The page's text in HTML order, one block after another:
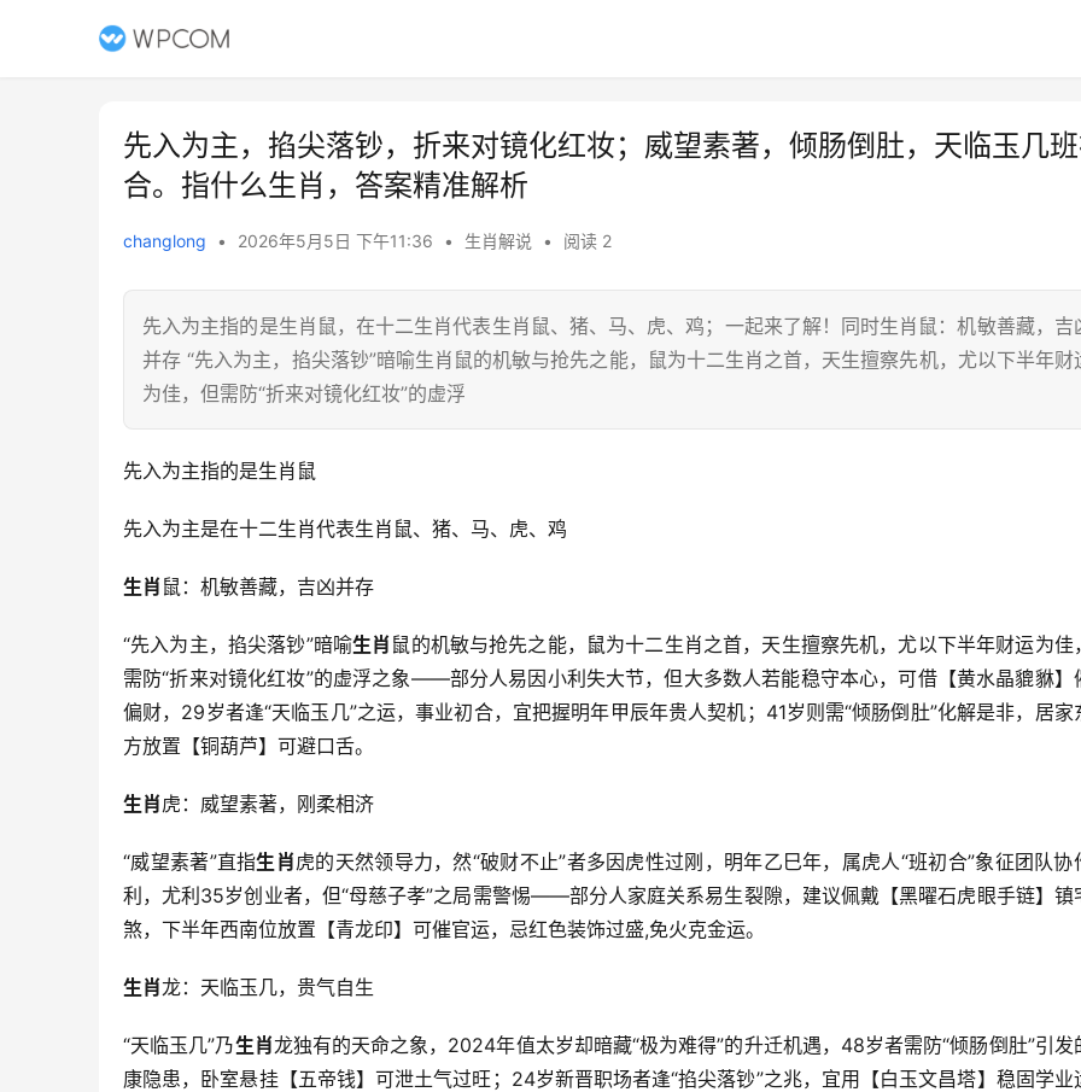
先入为主，掐尖落钞，折来对镜化红妆；威望素著，倾肠倒肚，天临玉几
合。指什么生肖，答案精准解析
changlong • 2026年5月5日 下午11:36 • 生肖解说 • 阅读 2
先入为主指的是生肖鼠，在十二生肖代表生肖鼠、猪、马、虎、鸡；一起来了解！同时生肖鼠：机敏善藏，吉
并存 “先入为主，掐尖落钞”暗喻生肖鼠的机敏与抢先之能，鼠为十二生肖之首，天生擅察先机，尤以下半年财
为佳，但需防“折来对镜化红妆”的虚浮
先入为主指的是生肖鼠
先入为主是在十二生肖代表生肖鼠、猪、马、虎、鸡
生肖 鼠：机敏善藏，吉凶并存
“先入为主，掐尖落钞”暗喻生肖 鼠的机敏与抢先之能，鼠为十二生肖之首，天生擅察先机，尤以下半年财运为佳
需防“折来对镜化红妆”的虚浮之象——部分人易因小利失大节，但大多数人若能稳守本心，可借【黄水晶貔貅】
偏财，29岁者逢“天临玉几”之运，事业初合，宜把握明年甲辰年贵人契机；41岁则需“倾肠倒肚”化解是非，居家
方放置【铜葫芦】可避口舌。
生肖虎：威望素著，刚柔相济
“威望素著”直指生肖虎的天然领导力，然“破财不止”者多因虎性过刚，明年乙巳年，属虎人“班初合”象征团队协
利，尤利35岁创业者，但“母慈子孝”之局需警惕——部分人家庭关系易生裂隙，建议佩戴【黑曜石虎眼手链】镇
煞，下半年西南位放置【青龙印】可催官运，忌红色装饰过盛,免火克金运。
生肖龙：天临玉几，贵气自生
“天临玉几”乃生肖龙独有的天命之象，2024年值太岁却暗藏“极为难得”的升迁机遇，48岁者需防“倾肠倒肚”引发
康隐患，卧室悬挂【五帝钱】可泄土气过旺；24岁新晋职场者逢“掐尖落钞”之兆，宜用【白玉文昌塔】稳固学业